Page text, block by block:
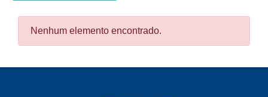
Nenhum elemento encontrado.